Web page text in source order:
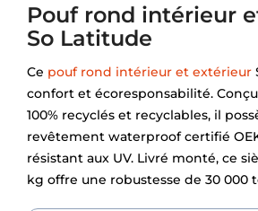
Pouf rond intérieur
So Latitude
Ce pouf rond intérieur et extérieur
confort et écoresponsabilité.
100% recyclés et recyclables, il
revêtement waterproof certifié
résistant aux UV. Livré monté, ce
kg offre une robustesse de 30 000